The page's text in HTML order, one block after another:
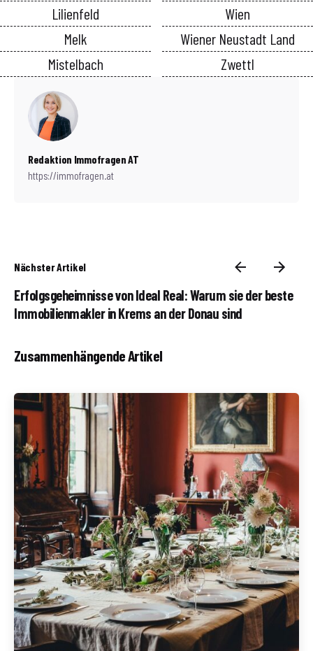
Lilienfeld
Melk
Mistelbach
Wien
Wiener Neustadt Land
Zwettl
Redaktion Immofragen AT
https://immofragen.at
Nächster Artikel
Erfolgsgeheimnisse von Ideal Real: Warum sie der beste
Immobilienmakler in Krems an der Donau sind
Zusammenhängende Artikel
Geschrieben von